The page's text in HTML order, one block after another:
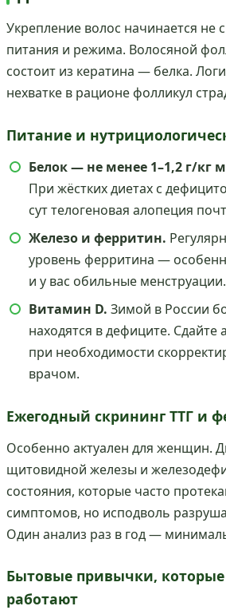
Укрепление волос начинается не
питания и режима. Волосяной
состоит из кератина — белка.
нехватке в рационе фолликул
Питание и
Белок — не менее 1–1,2 г/кг
При жёстких диетах с
сут телогеновая алопеция
Железо и ферритин.
уровень ферритина —
и у вас обильные менструации.
Витамин D. Зимой в России
находятся в дефиците. Сдайте
при необходимости
врачом.
Ежегодный скрининг ТТГ и
Особенно актуален для женщин.
щитовидной железы и
состояния, которые часто
симптомов, но исподволь
Один анализ раз в год —
Бытовые привычки, которые
работают